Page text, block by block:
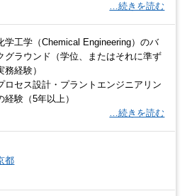
…続きを読む
学工学（Chemical Engineering）のバ
グラウンド（学位、またはそれに準ず
務経験）
ロセス設計・プラントエンジニアリン
経験（5年以上）
…続きを読む
都